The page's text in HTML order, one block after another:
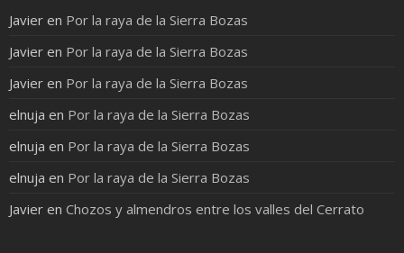
Javier en Por la raya de la Sierra Bozas
Javier en Por la raya de la Sierra Bozas
Javier en Por la raya de la Sierra Bozas
elnuja en Por la raya de la Sierra Bozas
elnuja en Por la raya de la Sierra Bozas
elnuja en Por la raya de la Sierra Bozas
Javier en Chozos y almendros entre los valles del Cerrato